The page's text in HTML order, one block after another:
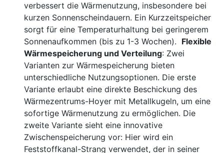
verbessert die Wärmenutzung, insbesondere bei
kurzen Sonnenscheindauern. Ein Kurzzeitspeicher
sorgt für eine Temperaturhaltung bei geringerem
Sonnenaufkommen (bis zu 1-3 Wochen). Flexible
Wärmespeicherung und Verteilung: Zwei
Varianten zur Wärmespeicherung bieten
unterschiedliche Nutzungsoptionen. Die erste
Variante erlaubt eine direkte Beschickung des
Wärmezentrums-Hoyer mit Metallkugeln, um eine
sofortige Wärmenutzung zu ermöglichen. Die
zweite Variante sieht eine innovative
Zwischenspeicherung vor: Hier wird ein
Feststoffkanal-Strang verwendet, der in seiner